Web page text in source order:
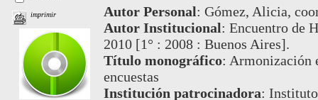
imprimir Autor Personal: Gómez, Alicia,
Autor Institucional: Encuentro de
2010 [1° : 2008 : Buenos Aires].
Título monográfico: Armonización
encuestas
Institución patrocinadora: